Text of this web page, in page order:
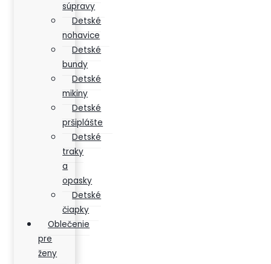
súpravy
Detské
nohavice
Detské
bundy
Detské
mikiny
Detské
pršiplášte
Detské
traky
a
opasky
Detské
čiapky
Oblečenie
pre
ženy